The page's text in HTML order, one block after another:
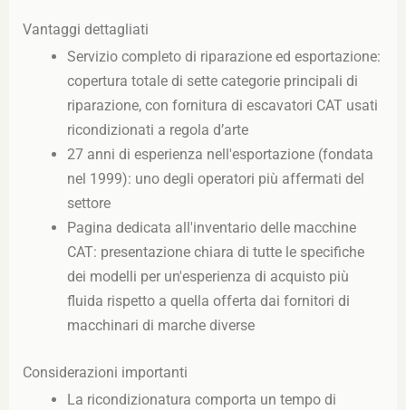
Vantaggi dettagliati
Servizio completo di riparazione ed esportazione:
copertura totale di sette categorie principali di
riparazione, con fornitura di escavatori CAT usati
ricondizionati a regola d’arte
27 anni di esperienza nell'esportazione (fondata
nel 1999): uno degli operatori più affermati del
settore
Pagina dedicata all'inventario delle macchine
CAT: presentazione chiara di tutte le specifiche
dei modelli per un'esperienza di acquisto più
fluida rispetto a quella offerta dai fornitori di
macchinari di marche diverse
Considerazioni importanti
La ricondizionatura comporta un tempo di